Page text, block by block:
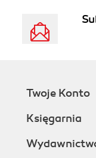
Twoje Konto
Księgarnia